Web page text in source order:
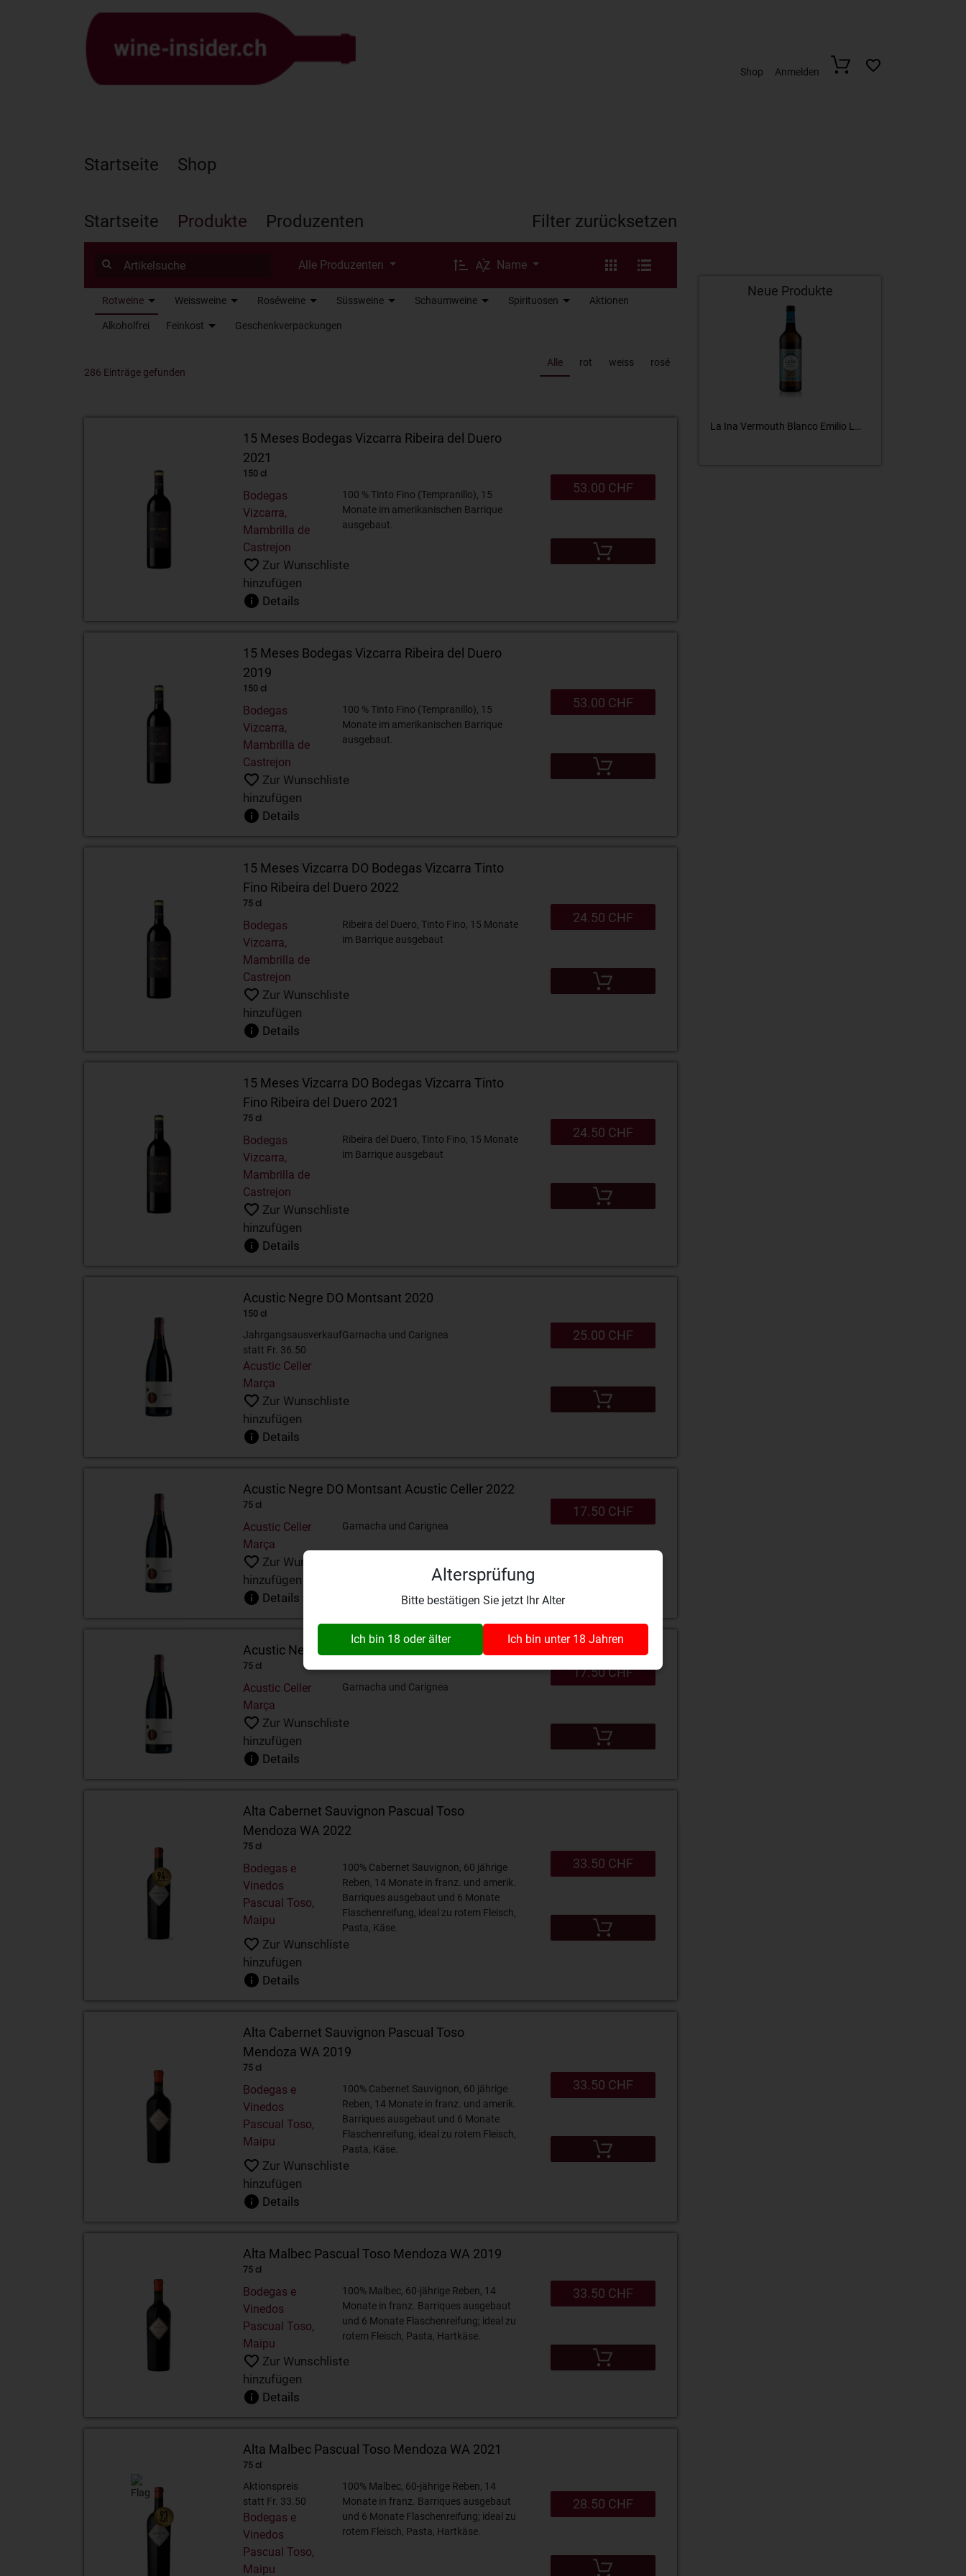
Altersprüfung
Bitte bestätigen Sie jetzt Ihr Alter
Ich bin 18 oder älter Ich bin unter 18 Jahren
Shop Anmelden
Startseite Shop
Startseite Produkte Produzenten Filter zurücksetzen
Alle Produzenten Name
Rotweine Weissweine Roséweine Süssweine Schaumweine Spirituosen Aktionen
Alkoholfrei Feinkost Geschenkverpackungen
Alle rot weiss
rosé
286 Einträge gefunden
15 Meses Bodegas Vizcarra Ribeira del Duero
2021
150 cl
Bodegas
Vizcarra,
Mambrilla de
Castrejon
100 % Tinto Fino (Tempranillo), 15
Monate im amerikanischen Barrique
ausgebaut.
Zur Wunschliste
hinzufügen
Details
53.00 CHF
15 Meses Bodegas Vizcarra Ribeira del Duero
2019
150 cl
Bodegas
Vizcarra,
Mambrilla de
Castrejon
100 % Tinto Fino (Tempranillo), 15
Monate im amerikanischen Barrique
ausgebaut.
Zur Wunschliste
hinzufügen
Details
53.00 CHF
15 Meses Vizcarra DO Bodegas Vizcarra Tinto
Fino Ribeira del Duero 2022
75 cl
Bodegas
Vizcarra,
Mambrilla de
Castrejon
Ribeira del Duero, Tinto Fino, 15 Monate
im Barrique ausgebaut
Zur Wunschliste
hinzufügen
Details
24.50 CHF
15 Meses Vizcarra DO Bodegas Vizcarra Tinto
Fino Ribeira del Duero 2021
75 cl
Bodegas
Vizcarra,
Mambrilla de
Castrejon
Ribeira del Duero, Tinto Fino, 15 Monate
im Barrique ausgebaut
Zur Wunschliste
hinzufügen
Details
24.50 CHF
Acustic Negre DO Montsant 2020
150 cl
Jahrgangsausverkauf
statt Fr. 36.50
Acustic Celler
Marça
Garnacha und Carignea
Zur Wunschliste
hinzufügen
Details
25.00 CHF
Acustic Negre DO Montsant Acustic Celler 2022
75 cl
Acustic Celler
Marça
Garnacha und Carignea
Zur Wunschliste
hinzufügen
Details
17.50 CHF
Acustic Negre DO Montsant Acustic Celler 2021
75 cl
Acustic Celler
Marça
Garnacha und Carignea
Zur Wunschliste
hinzufügen
Details
17.50 CHF
Alta Cabernet Sauvignon Pascual Toso
Mendoza WA 2022
75 cl
Bodegas e
Vinedos
Pascual Toso,
Maipu
100% Cabernet Sauvignon, 60 jährige
Reben, 14 Monate in franz. und amerik.
Barriques ausgebaut und 6 Monate
Flaschenreifung, ideal zu rotem Fleisch,
Pasta, Käse.
Zur Wunschliste
hinzufügen
Details
33.50 CHF
Alta Cabernet Sauvignon Pascual Toso
Mendoza WA 2019
75 cl
Bodegas e
Vinedos
Pascual Toso,
Maipu
100% Cabernet Sauvignon, 60 jährige
Reben, 14 Monate in franz. und amerik.
Barriques ausgebaut und 6 Monate
Flaschenreifung, ideal zu rotem Fleisch,
Pasta, Käse.
Zur Wunschliste
hinzufügen
Details
33.50 CHF
Alta Malbec Pascual Toso Mendoza WA 2019
75 cl
Bodegas e
Vinedos
Pascual Toso,
Maipu
100% Malbec, 60-jährige Reben, 14
Monate in franz. Barriques ausgebaut
und 6 Monate Flaschenreifung; ideal zu
rotem Fleisch, Pasta, Hartkäse.
Zur Wunschliste
hinzufügen
Details
33.50 CHF
Alta Malbec Pascual Toso Mendoza WA 2021
75 cl
Aktionspreis
statt Fr. 33.50
Bodegas e
Vinedos
Pascual Toso,
Maipu
100% Malbec, 60-jährige Reben, 14
Monate in franz. Barriques ausgebaut
und 6 Monate Flaschenreifung; ideal zu
rotem Fleisch, Pasta, Hartkäse.
28.50 CHF
Neue Produkte